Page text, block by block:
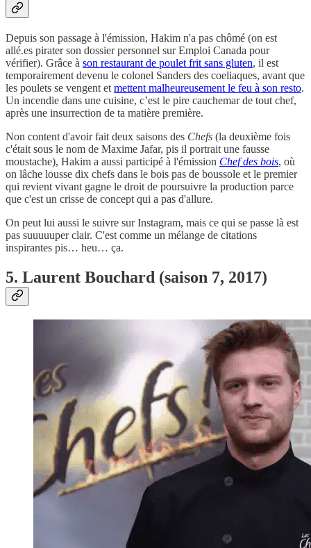
Depuis son passage à l'émission, Hakim n'a pas chômé (on est
allé.es pirater son dossier personnel sur Emploi Canada pour
vérifier). Grâce à son restaurant de poulet frit sans gluten, il est
temporairement devenu le colonel Sanders des coeliaques, avant que
les poulets se vengent et mettent malheureusement le feu à son resto.
Un incendie dans une cuisine, c’est le pire cauchemar de tout chef,
après une insurrection de ta matière première.
Non content d'avoir fait deux saisons des Chefs (la deuxième fois
c'était sous le nom de Maxime Jafar, pis il portrait une fausse
moustache), Hakim a aussi participé à l'émission Chef des bois, où
on lâche lousse dix chefs dans le bois pas de boussole et le premier
qui revient vivant gagne le droit de poursuivre la production parce
que c'est un crisse de concept qui a pas d'allure.
On peut lui aussi le suivre sur Instagram, mais ce qui se passe là est
pas suuuuuper clair. C'est comme un mélange de citations
inspirantes pis… heu… ça.
5. Laurent Bouchard (saison 7, 2017)